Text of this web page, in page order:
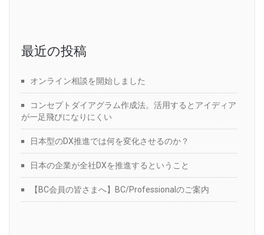
最近の投稿
オンライン相談を開始しました
コンセプトダイアグラム作成法。活用するとアイディア
が一足飛びになりにくい
日本型のDX推進では何を変化させるのか？
日本の企業が全社DXを推進するということ
【BC会員の皆さまへ】BC/Professionalのご案内